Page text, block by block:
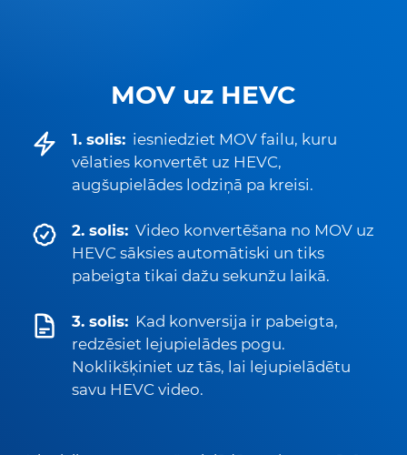
MOV uz HEVC
1. solis: iesniedziet MOV failu, kuru
vēlaties konvertēt uz HEVC,
augšupielādes lodziņā pa kreisi.
2. solis: Video konvertēšana no MOV uz
HEVC sāksies automātiski un tiks
pabeigta tikai dažu sekunžu laikā.
3. solis: Kad konversija ir pabeigta,
redzēsiet lejupielādes pogu.
Noklikšķiniet uz tās, lai lejupielādētu
savu HEVC video.